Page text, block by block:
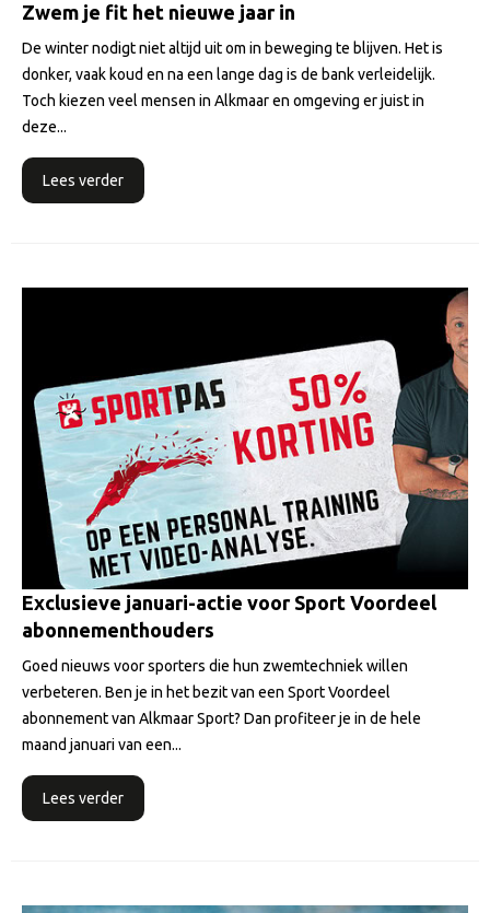
Zwem je fit het nieuwe jaar in
De winter nodigt niet altijd uit om in beweging te blijven. Het is
donker, vaak koud en na een lange dag is de bank verleidelijk.
Toch kiezen veel mensen in Alkmaar en omgeving er juist in
deze...
Lees verder
Exclusieve januari-actie voor Sport Voordeel
abonnementhouders
Goed nieuws voor sporters die hun zwemtechniek willen
verbeteren. Ben je in het bezit van een Sport Voordeel
abonnement van Alkmaar Sport? Dan profiteer je in de hele
maand januari van een...
Lees verder